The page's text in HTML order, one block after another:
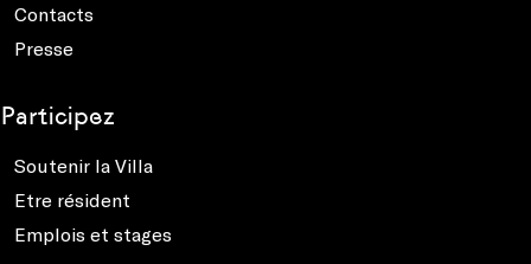
Contacts
Presse
Participez
Soutenir la Villa
Etre résident
Emplois et stages